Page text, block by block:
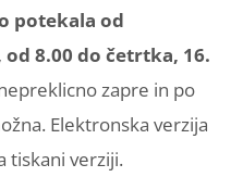
potekala od
od 8.00 do četrtka, 16.
zapre in po
Elektronska verzija
tiskani verziji.